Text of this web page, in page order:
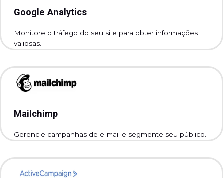
Google Analytics
Monitore o tráfego do seu site para obter informações
valiosas.
Mailchimp
Gerencie campanhas de e-mail e segmente seu público.